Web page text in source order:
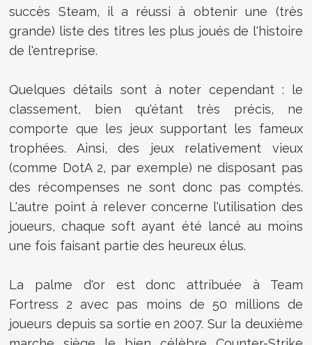
succès Steam, il a réussi à obtenir une (très
grande) liste des titres les plus joués de l'histoire
de l'entreprise.
Quelques détails sont à noter cependant : le
classement, bien qu'étant très précis, ne
comporte que les jeux supportant les fameux
trophées. Ainsi, des jeux relativement vieux
(comme DotA 2, par exemple) ne disposant pas
des récompenses ne sont donc pas comptés.
L'autre point à relever concerne l'utilisation des
joueurs, chaque soft ayant été lancé au moins
une fois faisant partie des heureux élus.
La palme d'or est donc attribuée à Team
Fortress 2 avec pas moins de 50 millions de
joueurs depuis sa sortie en 2007. Sur la deuxième